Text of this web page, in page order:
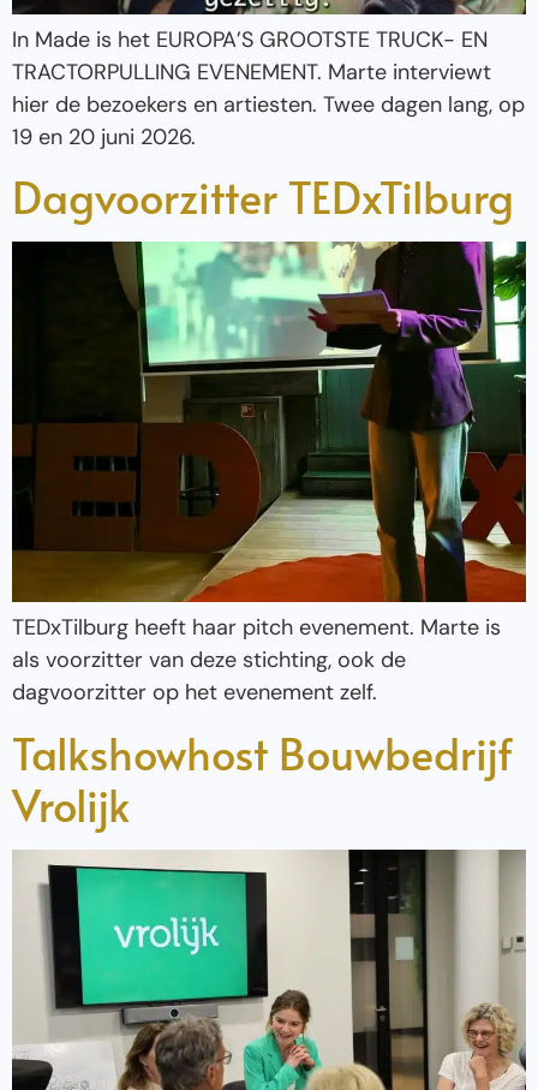
In Made is het EUROPA’S GROOTSTE TRUCK- EN
TRACTORPULLING EVENEMENT. Marte interviewt
hier de bezoekers en artiesten. Twee dagen lang, op
19 en 20 juni 2026.
Dagvoorzitter TEDxTilburg
TEDxTilburg heeft haar pitch evenement. Marte is
als voorzitter van deze stichting, ook de
dagvoorzitter op het evenement zelf.
Talkshowhost Bouwbedrijf
Vrolijk